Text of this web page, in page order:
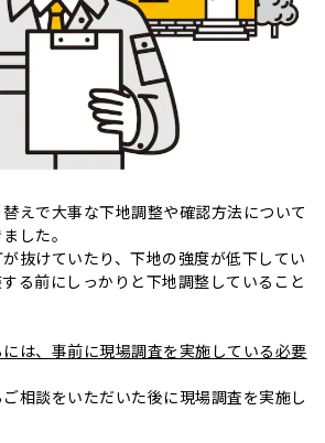
えで大事な下地調整や確認方法について
した。
抜けていたり、下地の強度が低下してい
る前にしっかりと下地調整していること
は、事前に現場調査を実施している必要
相談をいただいた後に現場調査を実施し